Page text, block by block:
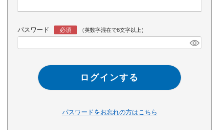
パスワード
ログインする
パスワードをお忘れの方はこちら